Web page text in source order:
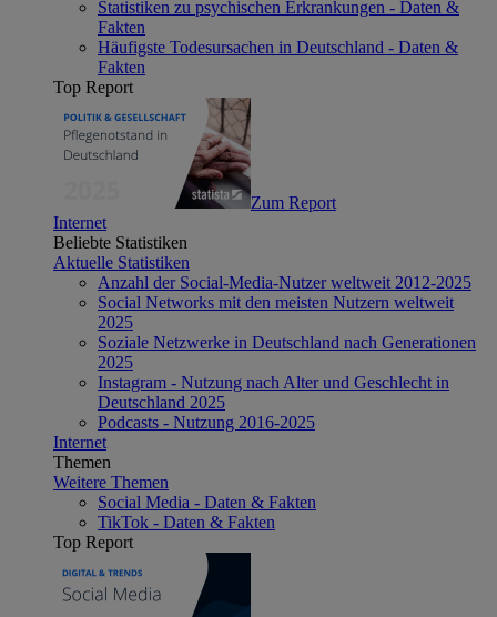
Statistiken zu psychischen Erkrankungen - Daten &
Fakten
Häufigste Todesursachen in Deutschland - Daten &
Fakten
Top Report
Zum Report
Internet
Beliebte Statistiken
Aktuelle Statistiken
Anzahl der Social-Media-Nutzer weltweit 2012-2025
Social Networks mit den meisten Nutzern weltweit
2025
Soziale Netzwerke in Deutschland nach Generationen
2025
Instagram - Nutzung nach Alter und Geschlecht in
Deutschland 2025
Podcasts - Nutzung 2016-2025
Internet
Themen
Weitere Themen
Social Media - Daten & Fakten
TikTok - Daten & Fakten
Top Report